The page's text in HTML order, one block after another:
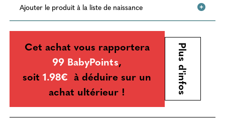
Ajouter le produit à la liste de naissance
Cet achat vous rapportera
99 BabyPoints,
soit1.98€ à déduire sur un
achat ultérieur !
Plus d'infos